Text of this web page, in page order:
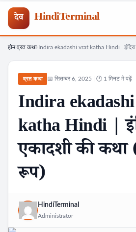
देव HindiTerminal
Skip
content
होम› व्रत कथा Indira ekadashi vrat katha Hindi |
व्रत कथा 📅 सितम्बर 6, 2025 | 🕐 1 मिनट में पढ़ें
Indira
katha Hindi |
एकादशी की कथा
रूप)
HindiTerminal
Administrator